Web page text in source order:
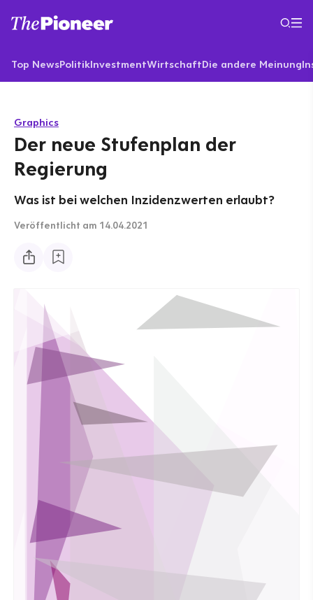
Top NewsPolitikInvestmentWirtschaftDie andere Meinung
Graphics
Der neue Stufenplan der
Regierung
Was ist bei welchen Inzidenzwerten erlaubt?
Veröffentlicht am 14.04.2021